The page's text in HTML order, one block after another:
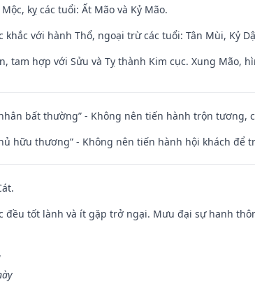
kỵ các tuổi: Ất Mão và Kỷ Mão.
khắc với hành Thổ, ngoại trừ các tuổi: Tân Mùi, Kỷ
tam hợp với Sửu và Tỵ thành Kim cục. Xung Mão,
bất thường” - Không nên tiến hành trộn tương,
hữu thương” - Không nên tiến hành hội khách để
đều tốt lành và ít gặp trở ngại. Mưu đại sự hanh